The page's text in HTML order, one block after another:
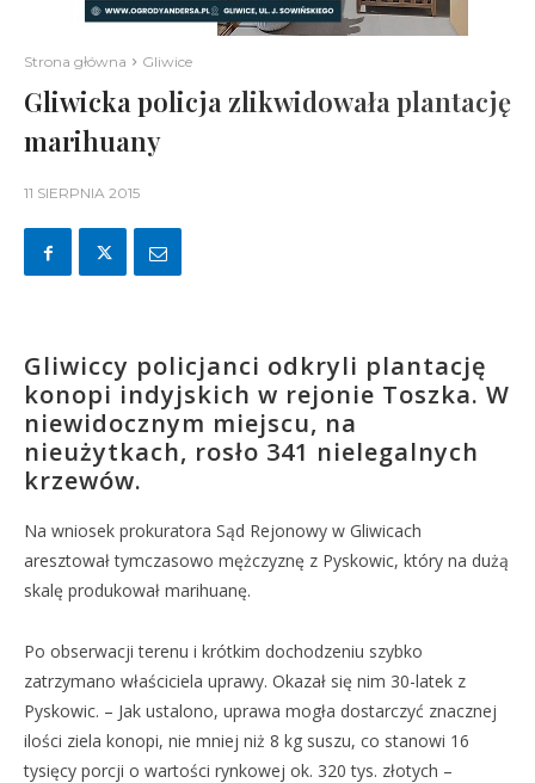
Strona główna Gliwice
Gliwicka policja zlikwidowała plantację
marihuany
11 SIERPNIA 2015
Gliwiccy policjanci odkryli plantację
konopi indyjskich w rejonie Toszka. W
niewidocznym miejscu, na
nieużytkach, rosło 341 nielegalnych
krzewów.
Na wniosek prokuratora Sąd Rejonowy w Gliwicach
aresztował tymczasowo mężczyznę z Pyskowic, który na dużą
skalę produkował marihuanę.
Po obserwacji terenu i krótkim dochodzeniu szybko
zatrzymano właściciela uprawy. Okazał się nim 30-latek z
Pyskowic. – Jak ustalono, uprawa mogła dostarczyć znacznej
ilości ziela konopi, nie mniej niż 8 kg suszu, co stanowi 16
tysięcy porcji o wartości rynkowej ok. 320 tys. złotych –